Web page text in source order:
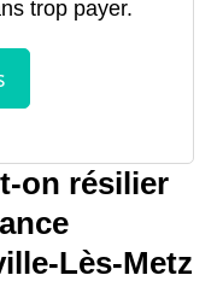
trop payer.
on résilier
Lès-Metz